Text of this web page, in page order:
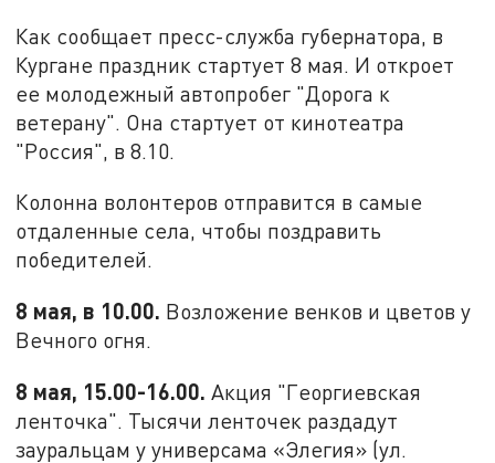
Как сообщает пресс-служба губернатора, в
Кургане праздник стартует 8 мая. И откроет
ее молодежный автопробег "Дорога к
ветерану". Она стартует от кинотеатра
"Россия", в 8.10.
Колонна волонтеров отправится в самые
отдаленные села, чтобы поздравить
победителей.
8 мая, в 10.00. Возложение венков и цветов у
Вечного огня.
8 мая, 15.00-16.00. Акция "Георгиевская
ленточка". Тысячи ленточек раздадут
зауральцам у универсама «Элегия» (ул.